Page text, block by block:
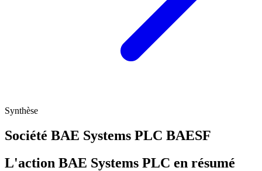
Synthèse
Société BAE Systems PLC BAESF
L'action BAE Systems PLC en résumé